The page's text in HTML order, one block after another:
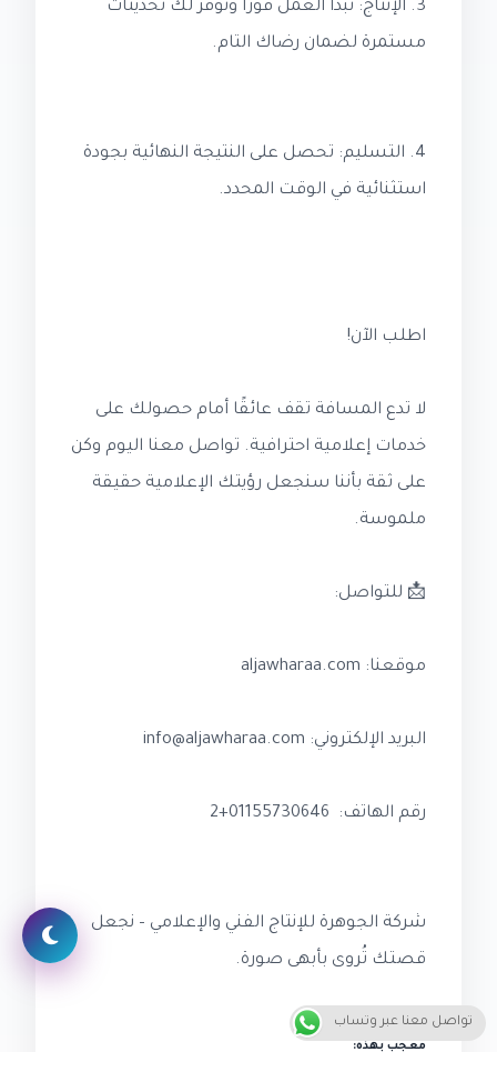
3. الإنتاج: نبدأ العمل فورًا ونوفر لك تحديثات
مستمرة لضمان رضاك التام.
4. التسليم: تحصل على النتيجة النهائية بجودة
استثنائية في الوقت المحدد.
اطلب الآن!
لا تدع المسافة تقف عائقًا أمام حصولك على
خدمات إعلامية احترافية. تواصل معنا اليوم وكن
على ثقة بأننا سنجعل رؤيتك الإعلامية حقيقة
ملموسة.
📩 للتواصل:
موقعنا: aljawharaa.com
البريد الإلكتروني: info@aljawharaa.com
رقم الهاتف: 01155730646+2
شركة الجوهرة للإنتاج الفني والإعلامي – نجعل
قصتك تُروى بأبهى صورة.
معجب بهذه:
تواصل معنا عبر وتساب